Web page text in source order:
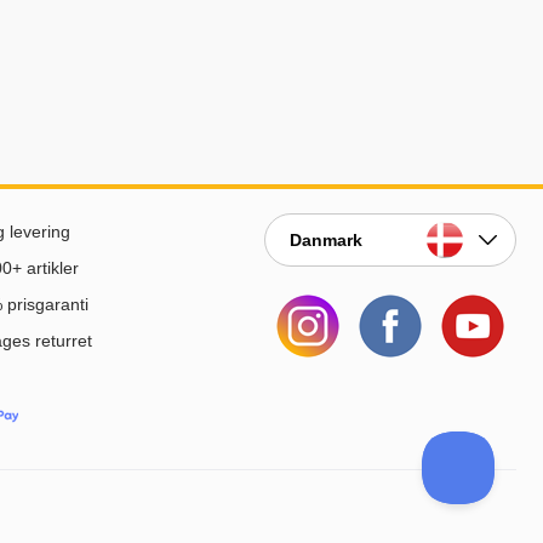
levering
artikler
prisgaranti
returret
Danmark